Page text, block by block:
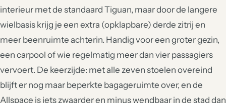
interieur met de standaard Tiguan, maar door de langere
wielbasis krijg je een extra (opklapbare) derde zitrij en
meer beenruimte achterin. Handig voor een groter gezin,
een carpool of wie regelmatig meer dan vier passagiers
vervoert. De keerzijde: met alle zeven stoelen overeind
blijft er nog maar beperkte bagageruimte over, en de
Allspace is iets zwaarder en minus wendbaar in de stad dan